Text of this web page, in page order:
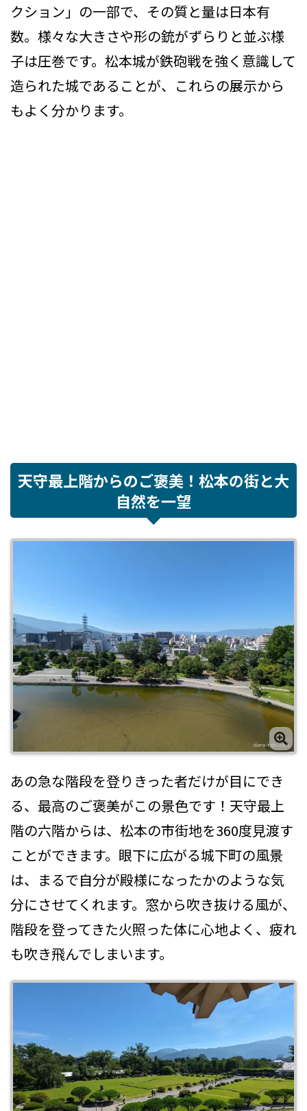
クション」の一部で、その質と量は日本有
数。様々な大きさや形の銃がずらりと並ぶ様
子は圧巻です。松本城が鉄砲戦を強く意識して
造られた城であることが、これらの展示から
もよく分かります。
天守最上階からのご褒美！松本の街と大
自然を一望
あの急な階段を登りきった者だけが目にでき
る、最高のご褒美がこの景色です！天守最上
階の六階からは、松本の市街地を360度見渡す
ことができます。眼下に広がる城下町の風景
は、まるで自分が殿様になったかのような気
分にさせてくれます。窓から吹き抜ける風が、
階段を登ってきた火照った体に心地よく、疲れ
も吹き飛んでしまいます。